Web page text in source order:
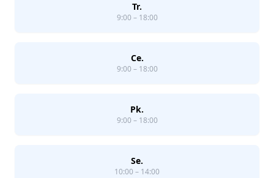
Tr.
9:00 – 18:00
Ce.
9:00 – 18:00
Pk.
9:00 – 18:00
Se.
10:00 – 14:00